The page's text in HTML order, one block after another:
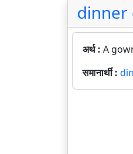
dinner
अर्थ : A
समानार्थी :